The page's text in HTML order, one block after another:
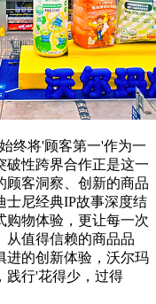
终将'顾客第一'作为一
破性跨界合作正是这一
顾客洞察、创新的商品
士尼经典IP故事深度结
购物体验，更让每一次
从值得信赖的商品品
进的创新体验，沃尔玛
践行'花得少，过得